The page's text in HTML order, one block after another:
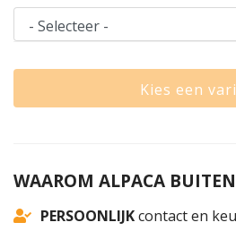
Kies een
WAAROM ALPACA
PERSOONLIJKcontact en